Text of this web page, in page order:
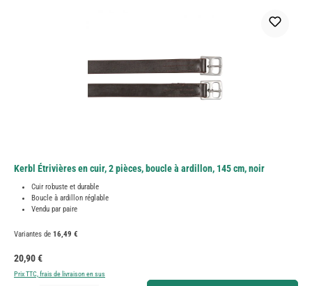
Kerbl Étrivières en cuir, 2 pièces, boucle à ardillon, 145 cm, noir
Cuir robuste et durable
Boucle à ardillon réglable
Vendu par paire
Variantes de 16,49 €
Prix régulier :
20,90 €
Prix TTC, frais de livraison en sus